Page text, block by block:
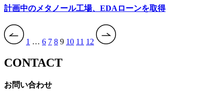
計画中のメタノール工場、EDAローンを取得
投
稿
の
ペ
1 … 6 7 8 9 10 11 12
CONTACT
お問い合わせ